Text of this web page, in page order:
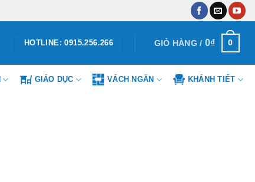
HOTLINE: 0915.256.266 GIỎ HÀNG / 0₫ 0
GIÁO DỤC VÁCH NGĂN KHÁNH TIẾT